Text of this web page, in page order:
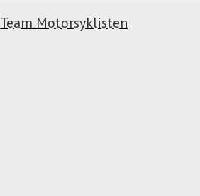
Team Motorsyklisten